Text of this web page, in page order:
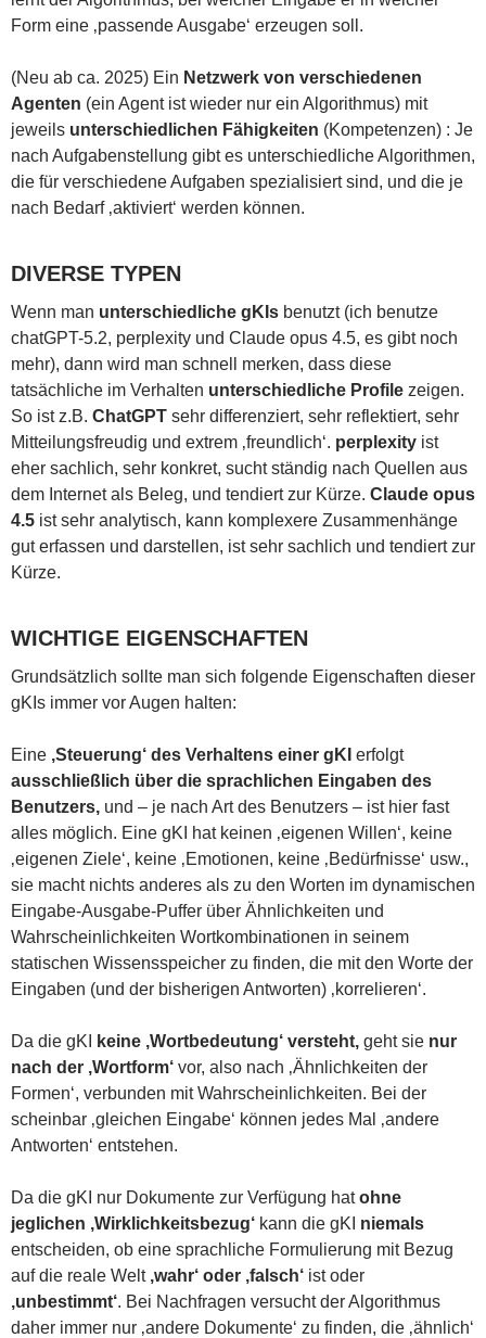
Form eine ‚passende Ausgabe‘ erzeugen soll.
(Neu ab ca. 2025) Ein Netzwerk von verschiedenen
Agenten (ein Agent ist wieder nur ein Algorithmus) mit
jeweils unterschiedlichen Fähigkeiten (Kompetenzen) : Je
nach Aufgabenstellung gibt es unterschiedliche Algorithmen,
die für verschiedene Aufgaben spezialisiert sind, und die je
nach Bedarf ‚aktiviert‘ werden können.
DIVERSE TYPEN
Wenn man unterschiedliche gKIs benutzt (ich benutze
chatGPT-5.2, perplexity und Claude opus 4.5, es gibt noch
mehr), dann wird man schnell merken, dass diese
tatsächliche im Verhalten unterschiedliche Profile zeigen.
So ist z.B. ChatGPT sehr differenziert, sehr reflektiert, sehr
Mitteilungsfreudig und extrem ‚freundlich‘. perplexity ist
eher sachlich, sehr konkret, sucht ständig nach Quellen aus
dem Internet als Beleg, und tendiert zur Kürze. Claude opus
4.5 ist sehr analytisch, kann komplexere Zusammenhänge
gut erfassen und darstellen, ist sehr sachlich und tendiert zur
Kürze.
WICHTIGE EIGENSCHAFTEN
Grundsätzlich sollte man sich folgende Eigenschaften dieser
gKIs immer vor Augen halten:
Eine ‚Steuerung‘ des Verhaltens einer gKI erfolgt
ausschließlich über die sprachlichen Eingaben des
Benutzers, und – je nach Art des Benutzers – ist hier fast
alles möglich. Eine gKI hat keinen ‚eigenen Willen‘, keine
‚eigenen Ziele‘, keine ‚Emotionen, keine ‚Bedürfnisse‘ usw.,
sie macht nichts anderes als zu den Worten im dynamischen
Eingabe-Ausgabe-Puffer über Ähnlichkeiten und
Wahrscheinlichkeiten Wortkombinationen in seinem
statischen Wissensspeicher zu finden, die mit den Worte der
Eingaben (und der bisherigen Antworten) ‚korrelieren‘.
Da die gKI keine ‚Wortbedeutung‘ versteht, geht sie nur
nach der ‚Wortform‘ vor, also nach ‚Ähnlichkeiten der
Formen‘, verbunden mit Wahrscheinlichkeiten. Bei der
scheinbar ‚gleichen Eingabe‘ können jedes Mal ‚andere
Antworten‘ entstehen.
Da die gKI nur Dokumente zur Verfügung hatohne
jeglichen ‚Wirklichkeitsbezug‘ kann die gKI niemals
entscheiden, ob eine sprachliche Formulierung mit Bezug
auf die reale Welt‚wahr‘ oder ‚falsch‘ ist oder
‚unbestimmt‘. Bei Nachfragen versucht der Algorithmus
daher immer nur ‚andere Dokumente‘ zu finden, die ‚ähnlich‘